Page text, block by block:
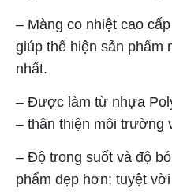
– Màng co nhiệt cao
giúp thể hiện sản phẩm
nhất.
– Được làm từ nhựa
– thân thiện môi trường
– Độ trong suốt và độ
phẩm đẹp hơn; tuyệt